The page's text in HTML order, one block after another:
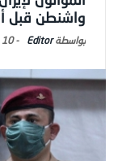
واشنطن قبل
Editor
-10 يونيو,2020